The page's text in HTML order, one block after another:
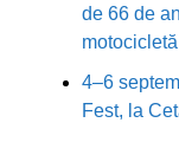
de 66 de
motocicletă
4–6
Fest, la